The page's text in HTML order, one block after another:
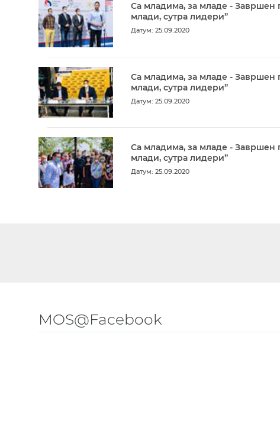
Са младима, за младе - Завршен
млади, сутра лидери”
Датум: 25.09.2020
Са младима, за младе - Завршен
млади, сутра лидери”
Датум: 25.09.2020
Са младима, за младе - Завршен
млади, сутра лидери”
Датум: 25.09.2020
MOS@Facebook